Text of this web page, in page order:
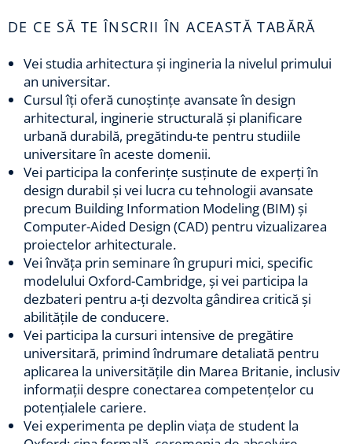
DE CE SĂ TE ÎNSCRII ÎN ACEASTĂ TABĂRĂ
Vei studia arhitectura și ingineria la nivelul primului
an universitar.
Cursul îți oferă cunoștințe avansate în design
arhitectural, inginerie structurală și planificare
urbană durabilă, pregătindu-te pentru studiile
universitare în aceste domenii.
Vei participa la conferințe susținute de experți în
design durabil și vei lucra cu tehnologii avansate
precum Building Information Modeling (BIM) și
Computer-Aided Design (CAD) pentru vizualizarea
proiectelor arhitecturale.
Vei învăța prin seminare în grupuri mici, specific
modelului Oxford-Cambridge, și vei participa la
dezbateri pentru a-ți dezvolta gândirea critică și
abilitățile de conducere.
Vei participa la cursuri intensive de pregătire
universitară, primind îndrumare detaliată pentru
aplicarea la universitățile din Marea Britanie, inclusiv
informații despre conectarea competențelor cu
potențialele cariere.
Vei experimenta pe deplin viața de student la